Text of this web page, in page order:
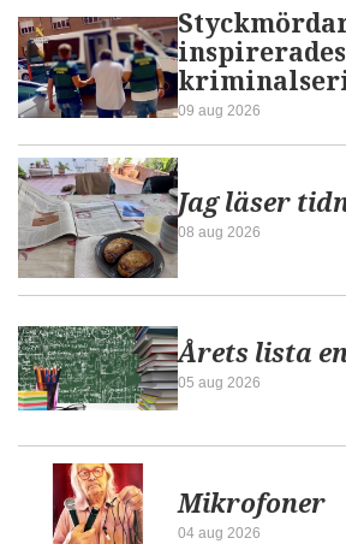
09 aug 2026
Jag läser
08 aug 2026
Årets lista
05 aug 2026
Mikrofoner
04 aug 2026